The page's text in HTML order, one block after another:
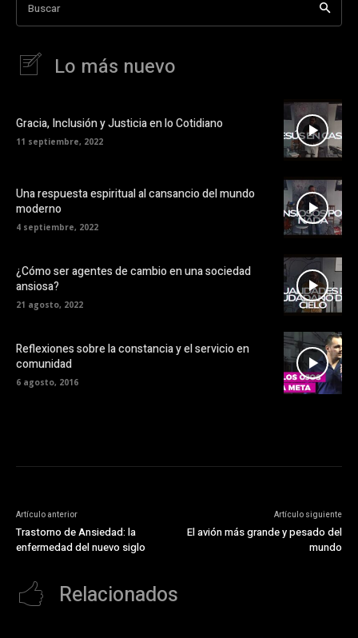
Buscar
Lo más nuevo
Gracia, Inclusión y Justicia en lo Cotidiano
11 septiembre, 2022
Una respuesta espiritual al cansancio del mundo
moderno
4 septiembre, 2022
¿Cómo ser agentes de cambio en una sociedad
ansiosa?
21 agosto, 2022
Reflexiones sobre la constancia y el servicio en
comunidad
6 agosto, 2016
Artículo anterior
Trastorno de Ansiedad: la
enfermedad del nuevo siglo
Artículo siguiente
El avión más grande y pesado del
mundo
Relacionados